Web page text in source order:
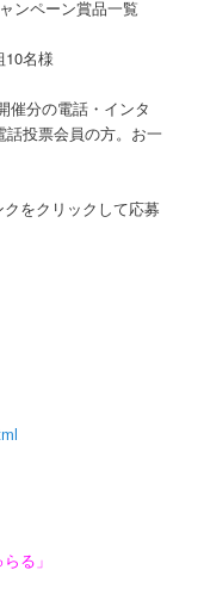
ンペーン賞品一覧
名様
催分の電話・インタ
投票会員の方。お一
をクリックして応募
る」